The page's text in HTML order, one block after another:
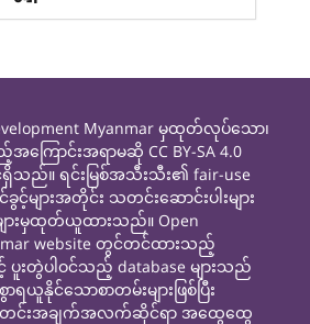
Myanmar မှထုတ်လုပ်သော၊
ောင်းအရာမဆို CC BY-SA 4.0
ည်။ ရင်းမြစ်အသီးသီး၏ fair-use
ခွင့်များအတိုင်း သတင်းဆောင်းပါးများ
ျားမှထုတ်ယူထားသည်။ Open
website တွင်တင်ထားသည့်
ပူးတွဲပါဝင်သည့် database များသည်
ယူနိုင်သောစာတမ်းများဖြစ်ပြီး
တင်းအချက်အလက်ဆိုင်ရာ အထွေထွေ